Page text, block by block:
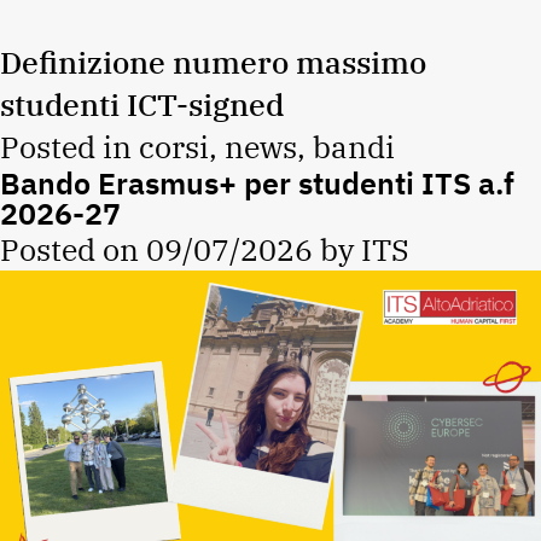
Definizione numero massimo
studenti ICT-signed
Posted in corsi, news, bandi
Bando Erasmus+ per studenti ITS a.f
2026-27
Posted on 09/07/2026 byITS